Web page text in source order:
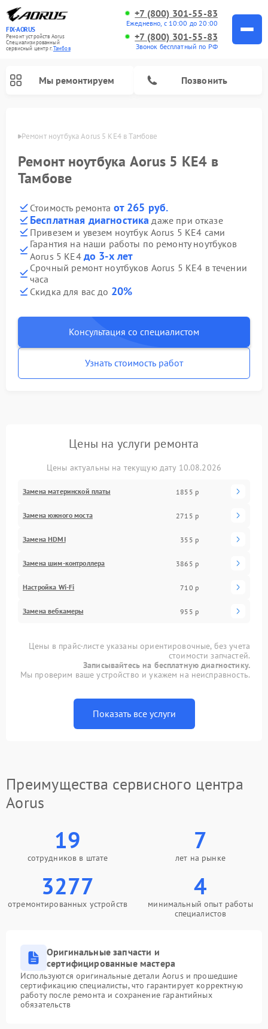
FIX-AORUS
Ремонт устройств Aorus
Специализированный
cервисный центр г.Тамбов
+7 (800) 301-55-83
Ежедневно, с 10:00 до 20:00
+7 (800) 301-55-83
Звонок бесплатный по РФ
Мы ремонтируем Позвонить
Ремонт ноутбука Aorus 5 KE4 в Тамбове
Ремонт ноутбука Aorus 5 KE4 в
Тамбове
Стоимость ремонта от 265 руб.
Бесплатная диагностика даже при отказе
Привезем и увезем ноутбук Aorus 5 KE4 сами
Гарантия на наши работы по ремонту ноутбуков
Aorus 5 KE4 до 3-х лет
Срочный ремонт ноутбуков Aorus 5 KE4 в течении
часа
Скидка для вас до 20%
Консультация со специалистом
Узнать стоимость работ
Цены на услуги ремонта
Цены актуальны на текущую дату 10.08.2026
Замена материнской платы 1855 р
Замена южного моста 2715 р
Замена HDMI 355 р
Замена шим-контроллера 3865 р
Настройка Wi-Fi 710 р
Замена вебкамеры 955 р
Цены в прайс-листе указаны ориентировочные, без учета
стоимости запчастей.
Записывайтесь на бесплатную диагностику.
Мы проверим ваше устройство и укажем на неисправность.
Показать все услуги
Преимущества сервисного центра
Aorus
19
сотрудников в штате
7
лет на рынке
3277
отремонтированных устройств
4
минимальный опыт работы
специалистов
Оригинальные запчасти и
сертифицированные мастера
Используются оригинальные детали Aorus и прошедшие
сертификацию специалисты, что гарантирует корректную
работу после ремонта и сохранение гарантийных
обязательств